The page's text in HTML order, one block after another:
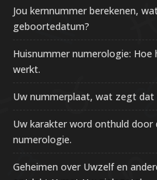
Jou kernnummer berekenen,
geboortedatum?
Huisnummer numerologie: Hoe
werkt.
Uw nummerplaat, wat zegt dat
Uw karakter word onthuld door
numerologie.
Geheimen over Uwzelf en